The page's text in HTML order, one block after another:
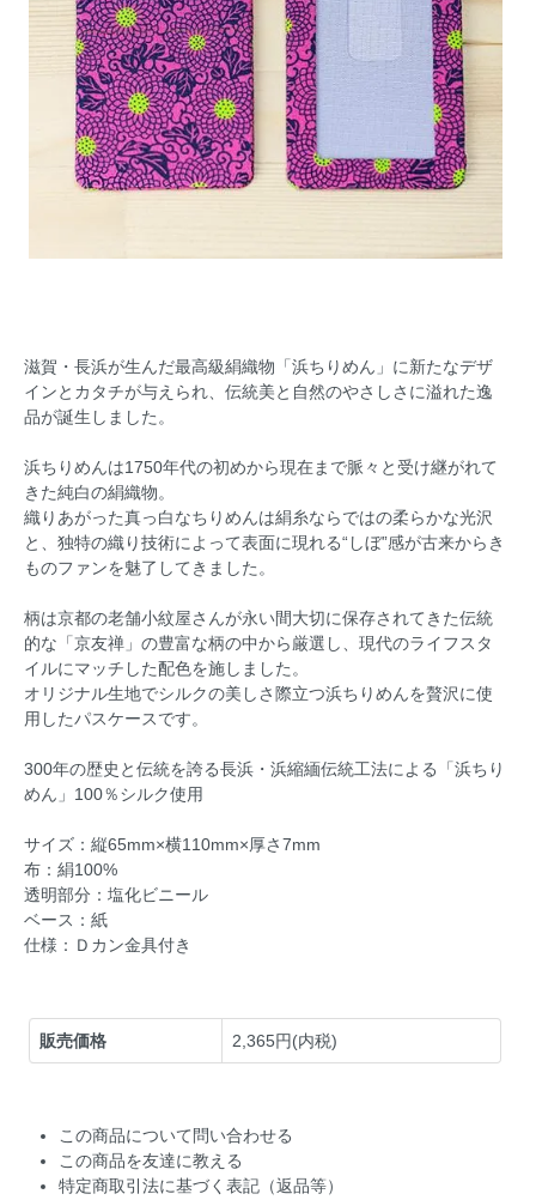
滋賀・長浜が生んだ最高級絹織物「浜ちりめん」に新たなデザ
インとカタチが与えられ、伝統美と自然のやさしさに溢れた逸
品が誕生しました。
浜ちりめんは1750年代の初めから現在まで脈々と受け継がれて
きた純白の絹織物。
織りあがった真っ白なちりめんは絹糸ならではの柔らかな光沢
と、独特の織り技術によって表面に現れる“しぼ”感が古来からき
ものファンを魅了してきました。
柄は京都の老舗小紋屋さんが永い間大切に保存されてきた伝統
的な「京友禅」の豊富な柄の中から厳選し、現代のライフスタ
イルにマッチした配色を施しました。
オリジナル生地でシルクの美しさ際立つ浜ちりめんを贅沢に使
用したパスケースです。
300年の歴史と伝統を誇る長浜・浜縮緬伝統工法による「浜ちり
めん」100％シルク使用
サイズ：縦65mm×横110mm×厚さ7mm
布：絹100%
透明部分：塩化ビニール
ベース：紙
仕様：Ｄカン金具付き
販売価格 2,365円(内税)
この商品について問い合わせる
この商品を友達に教える
特定商取引法に基づく表記（返品等）